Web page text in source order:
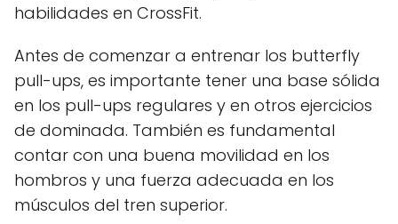
habilidades en CrossFit.
Antes de comenzar a entrenar los butterfly
pull-ups, es importante tener una base sólida
en los pull-ups regulares y en otros ejercicios
de dominada. También es fundamental
contar con una buena movilidad en los
hombros y una fuerza adecuada en los
músculos del tren superior.